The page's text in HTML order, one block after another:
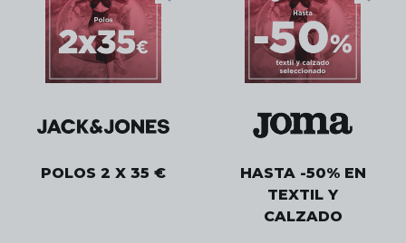
POLOS 2 X 35 €
HASTA -50% EN
TEXTIL Y
CALZADO